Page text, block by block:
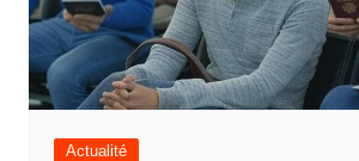
Actualité